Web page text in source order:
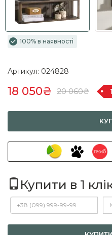
100% в наявності
Артикул: 024828
18 050₴ 20 060₴
Купити в 1